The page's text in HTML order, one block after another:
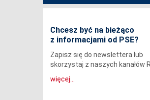
Chcesz być na bieżąco
z informacjami od PSE?
Zapisz się do newslettera lub
skorzystaj z naszych kanałów
więcej...